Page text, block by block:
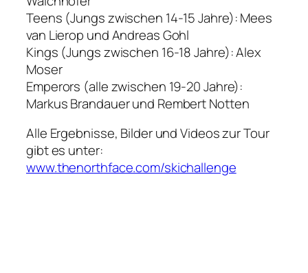
Teens (Jungs zwischen 14-15 Jahre): Mees
van Lierop und Andreas Gohl
Kings (Jungs zwischen 16-18 Jahre): Alex
Moser
Emperors (alle zwischen 19-20 Jahre):
Markus Brandauer und Rembert Notten
Alle Ergebnisse, Bilder und Videos zur Tour
gibt es unter:
www.thenorthface.com/skichallenge